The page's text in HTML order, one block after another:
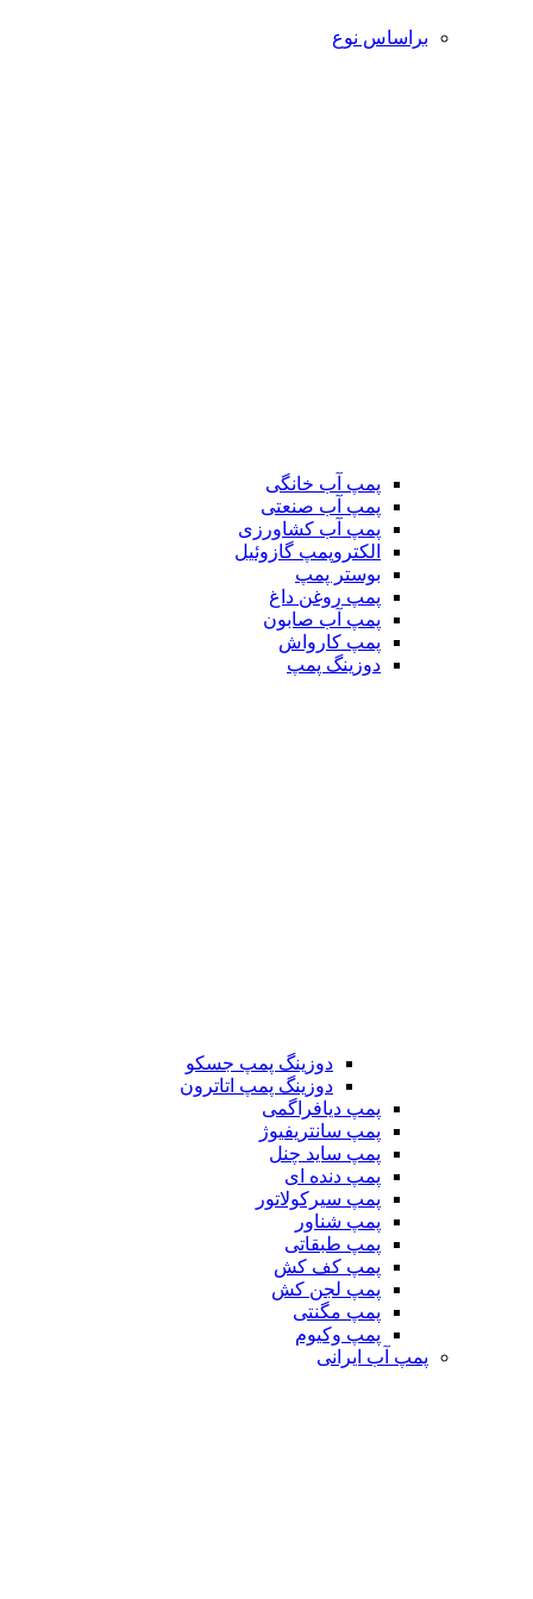
براساس نوع
پمپ آب خانگی
پمپ آب صنعتی
پمپ آب کشاورزی
الکتروپمپ گازوئیل
بوستر پمپ
پمپ روغن داغ
پمپ آب صابون
پمپ کارواش
دوزینگ پمپ
دوزینگ پمپ جسکو
دوزینگ پمپ اتاترون
پمپ دیافراگمی
پمپ سانتریفیوژ
پمپ ساید چنل
پمپ دنده ای
پمپ سیرکولاتور
پمپ شناور
پمپ طبقاتی
پمپ کف کش
پمپ لجن کش
پمپ مگنتی
پمپ وکیوم
پمپ آب ایرانی